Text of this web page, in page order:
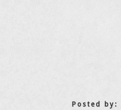
Posted by: